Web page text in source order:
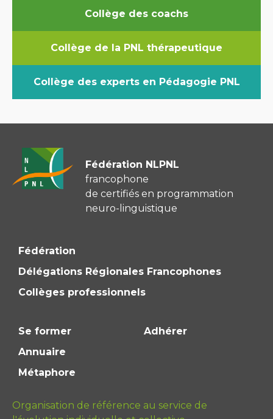
Collège des coachs
Collège de la PNL thérapeutique
Collège des experts en Pédagogie PNL
Fédération NLPNL
francophone
de certifiés en programmation
neuro-linguistique
Fédération
Délégations Régionales Francophones
Collèges professionnels
Se former
Annuaire
Métaphore
Adhérer
Organisation de référence au service de